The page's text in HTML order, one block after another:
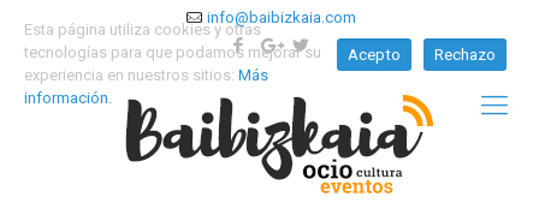
info@baibizkaia.com
Esta página utiliza cookies y otras
tecnologías para que podamos mejorar su
experiencia en nuestros sitios: Más
información.
Acepto Rechazo